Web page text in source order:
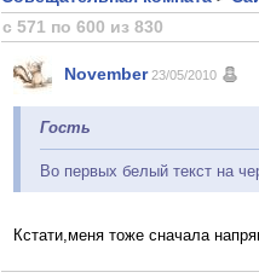
с 571 по 600 из 830
November 23/05/2010
Гость
Во первых белый текст на
Кстати,меня тоже сначала